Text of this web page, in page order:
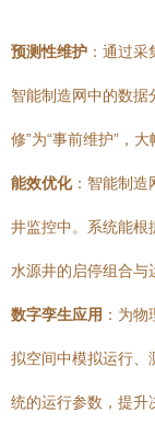
预测性维护 ：通过
智能制造网中的数据
修”为“事前维护”，
能效优化：智能制造
井监控中。系统能根
水源井的启停组合与
数字孪生应用 ：为
拟空间中模拟运行、
统的运行参数，提升